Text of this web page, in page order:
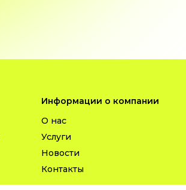
Информации о компании
О нас
Услуги
Новости
Контакты